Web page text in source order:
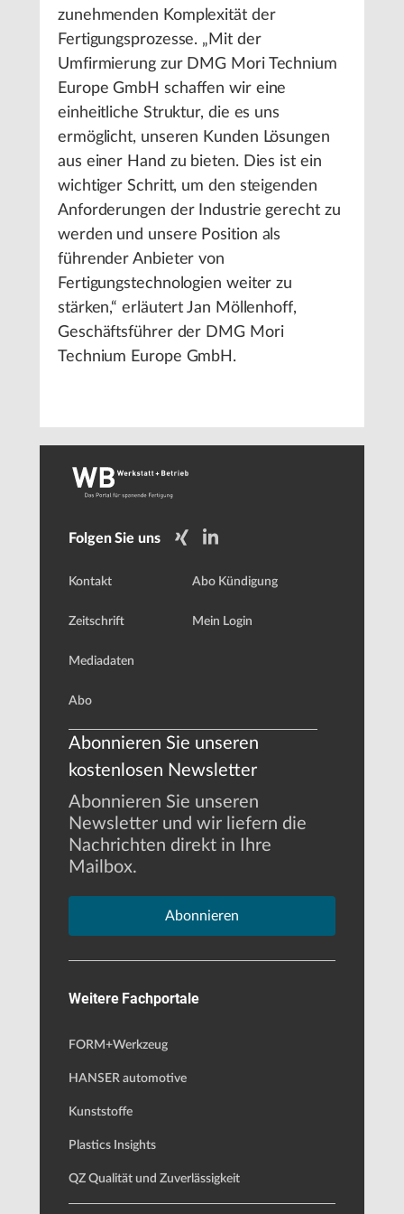
zunehmenden Komplexität der
Fertigungsprozesse. „Mit der
Umfirmierung zur DMG Mori Technium
Europe GmbH schaffen wir eine
einheitliche Struktur, die es uns
ermöglicht, unseren Kunden Lösungen
aus einer Hand zu bieten. Dies ist ein
wichtiger Schritt, um den steigenden
Anforderungen der Industrie gerecht zu
werden und unsere Position als
führender Anbieter von
Fertigungstechnologien weiter zu
stärken,“ erläutert Jan Möllenhoff,
Geschäftsführer der DMG Mori
Technium Europe GmbH.
Folgen Sie uns
Kontakt
Zeitschrift
Mediadaten
Abo
Abo Kündigung
Mein Login
Abonnieren Sie unseren
kostenlosen Newsletter
Abonnieren Sie unseren
Newsletter und wir liefern die
Nachrichten direkt in Ihre
Mailbox.
Abonnieren
Weitere Fachportale
FORM+Werkzeug
HANSER automotive
Kunststoffe
Plastics Insights
QZ Qualität und Zuverlässigkeit